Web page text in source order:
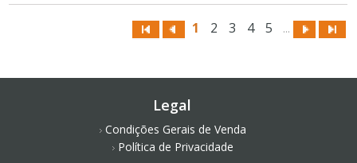
1 2 3 4 5 ...
Legal
Condições Gerais de Venda
Política de Privacidade